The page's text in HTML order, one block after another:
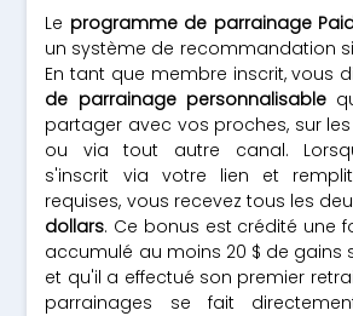
Le programme de parrainage
un système de recommandation
En tant que membre inscrit, vous
de parrainage personnalisable
partager avec vos proches, sur
ou via tout autre canal.
s'inscrit via votre lien et
requises, vous recevez tous les
dollars. Ce bonus est crédité une
accumulé au moins 20 $ de gains
et qu'il a effectué son premier
parrainages se fait